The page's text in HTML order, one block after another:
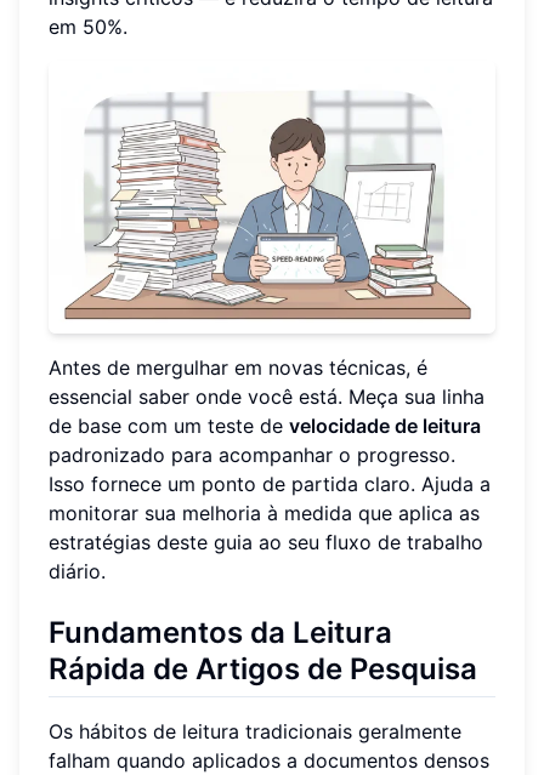
em 50%.
Antes de mergulhar em novas técnicas, é
essencial saber onde você está. Meça sua linha
de base com um teste de velocidade de leitura
padronizado para acompanhar o progresso.
Isso fornece um ponto de partida claro. Ajuda a
monitorar sua melhoria à medida que aplica as
estratégias deste guia ao seu fluxo de trabalho
diário.
Fundamentos da Leitura
Rápida de Artigos de Pesquisa
Os hábitos de leitura tradicionais geralmente
falham quando aplicados a documentos densos